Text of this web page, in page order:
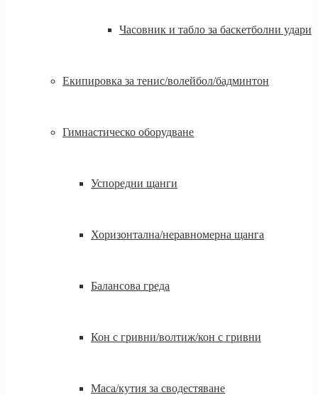
Часовник и табло за баскетболни удари
Екипировка за тенис/волейбол/бадминтон
Гимнастическо оборудване
Успоредни щанги
Хоризонтална/неравномерна щанга
Балансова греда
Кон с гривни/волтиж/кон с гривни
Маса/кутия за сводестяване